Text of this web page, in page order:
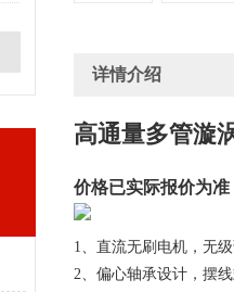
详情介绍
高通量多管漩
价格已实际报价为
1、直流无刷电机，无
2、偏心轴承设计，摆